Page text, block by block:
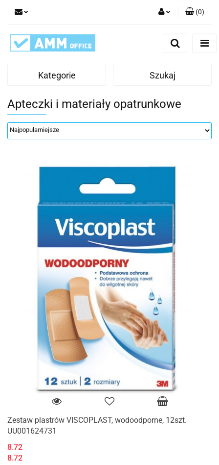
(0)
Kategorie Szukaj
Apteczki i materiały opatrunkowe
Zestaw plastrów VISCOPLAST, wodoodporne, 12szt.
UU001624731
8.72
8.72